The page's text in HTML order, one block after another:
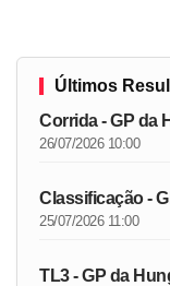
Últimos
Corrida - GP da
26/07/2026 10:00
Classificação -
25/07/2026 11:00
TL3 - GP da